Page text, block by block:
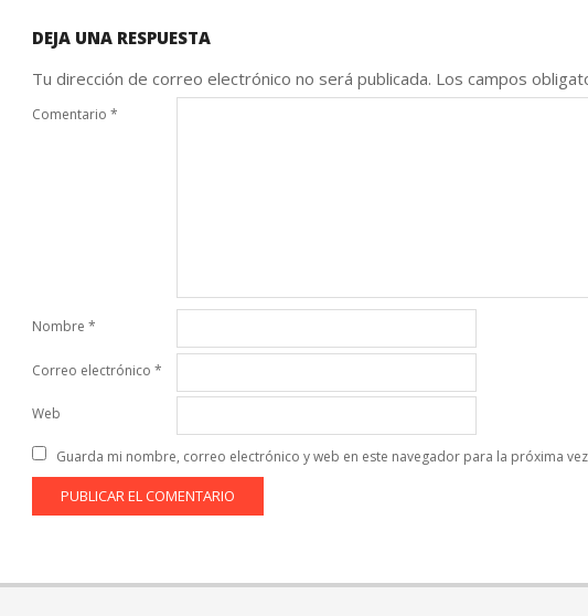
DEJA UNA RESPUESTA
Tu dirección de correo electrónico no será publicada. Los campos
Comentario *
Nombre *
Correo electrónico *
Web
Guarda mi nombre, correo electrónico y web en este navegador para la próxima